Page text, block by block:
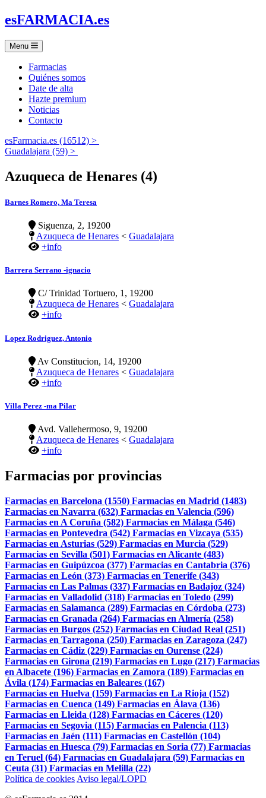
esFARMACIA.es
Menu
Farmacias
Quiénes somos
Date de alta
Hazte premium
Noticias
Contacto
esFarmacia.es (16512) >
Guadalajara (59) >
Azuqueca de Henares (4)
Barnes Romero, Ma Teresa
Siguenza, 2, 19200
Azuqueca de Henares < Guadalajara
+info
Barrera Serrano -ignacio
C/ Trinidad Tortuero, 1, 19200
Azuqueca de Henares < Guadalajara
+info
Lopez Rodriguez, Antonio
Av Constitucion, 14, 19200
Azuqueca de Henares < Guadalajara
+info
Villa Perez -ma Pilar
Avd. Vallehermoso, 9, 19200
Azuqueca de Henares < Guadalajara
+info
Farmacias por provincias
Farmacias en Barcelona (1550) Farmacias en Madrid (1483)
Farmacias en Navarra (632) Farmacias en Valencia (596)
Farmacias en A Coruña (582) Farmacias en Málaga (546)
Farmacias en Pontevedra (542) Farmacias en Vizcaya (535)
Farmacias en Asturias (529) Farmacias en Murcia (529)
Farmacias en Sevilla (501) Farmacias en Alicante (483)
Farmacias en Guipúzcoa (377) Farmacias en Cantabria (376)
Farmacias en León (373) Farmacias en Tenerife (343)
Farmacias en Las Palmas (337) Farmacias en Badajoz (324)
Farmacias en Valladolid (318) Farmacias en Toledo (299)
Farmacias en Salamanca (289) Farmacias en Córdoba (273)
Farmacias en Granada (264) Farmacias en Almería (258)
Farmacias en Burgos (252) Farmacias en Ciudad Real (251)
Farmacias en Tarragona (250) Farmacias en Zaragoza (247)
Farmacias en Cádiz (229) Farmacias en Ourense (224)
Farmacias en Girona (219) Farmacias en Lugo (217) Farmacias
en Albacete (196) Farmacias en Zamora (189) Farmacias en
Ávila (174) Farmacias en Baleares (167)
Farmacias en Huelva (159) Farmacias en La Rioja (152)
Farmacias en Cuenca (149) Farmacias en Álava (136)
Farmacias en Lleida (128) Farmacias en Cáceres (120)
Farmacias en Segovia (115) Farmacias en Palencia (113)
Farmacias en Jaén (111) Farmacias en Castellón (104)
Farmacias en Huesca (79) Farmacias en Soria (77) Farmacias
en Teruel (64) Farmacias en Guadalajara (59) Farmacias en
Ceuta (31) Farmacias en Melilla (22)
Política de cookies Aviso legal/LOPD